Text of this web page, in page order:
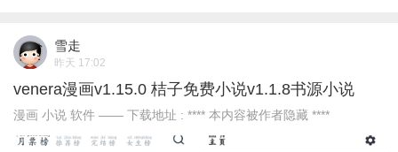
雪走
昨天 17:02
venera漫画v1.15.0 桔子免费小说v1.1.8书源小说
漫画 小说 软件 —— 下载地址 : **** 本内容被作者隐藏 ****